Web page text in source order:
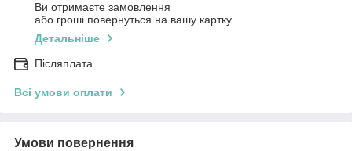
Ви отримаєте замовлення
або гроші повернуться на вашу картку
Детальніше
Післяплата
Всі умови оплати
Умови повернення